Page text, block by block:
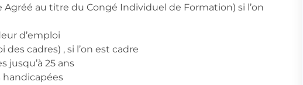
Agréé au titre du Congé Individuel de Formation) si l’on
d’emploi
des cadres) , si l’on est cadre
jusqu’à 25 ans
handicapées